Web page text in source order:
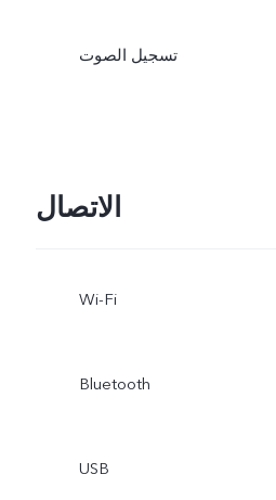
تسجيل الصوت
الاتصال
Wi-Fi
Bluetooth
USB